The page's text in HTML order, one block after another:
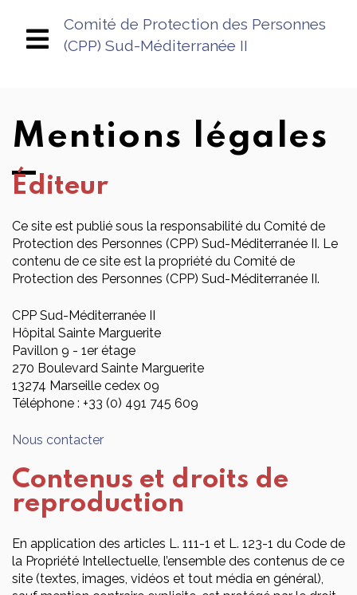
Comité de Protection des Personnes
(CPP) Sud-Méditerranée II
Mentions légales
Éditeur
Ce site est publié sous la responsabilité du Comité de
Protection des Personnes (CPP) Sud-Méditerranée II. Le
contenu de ce site est la propriété du Comité de
Protection des Personnes (CPP) Sud-Méditerranée II.
CPP Sud-Méditerranée II
Hôpital Sainte Marguerite
Pavillon 9 - 1er étage
270 Boulevard Sainte Marguerite
13274 Marseille cedex 09
Téléphone : +33 (0) 491 745 609
Nous contacter
Contenus et droits de
reproduction
En application des articles L. 111-1 et L. 123-1 du Code de
la Propriété Intellectuelle, l’ensemble des contenus de ce
site (textes, images, vidéos et tout média en général),